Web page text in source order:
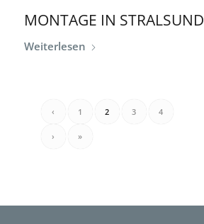
MONTAGE IN STRALSUND
Weiterlesen
‹ 1 2 3 4
› »